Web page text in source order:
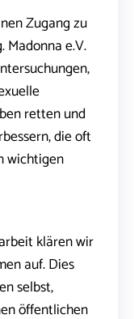
Zugang zu
Madonna e.V.
retten und
die oft
wichtigen
klären wir
auf. Dies
selbst,
öffentlichen